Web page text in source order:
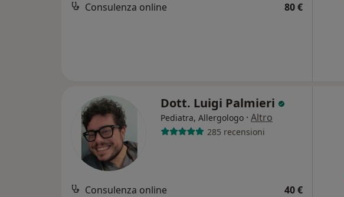
Consulenza online 80 €
Dott. Luigi Palmieri
Pediatra, Allergologo · Altro
285 recensioni
Consulenza online 40 €